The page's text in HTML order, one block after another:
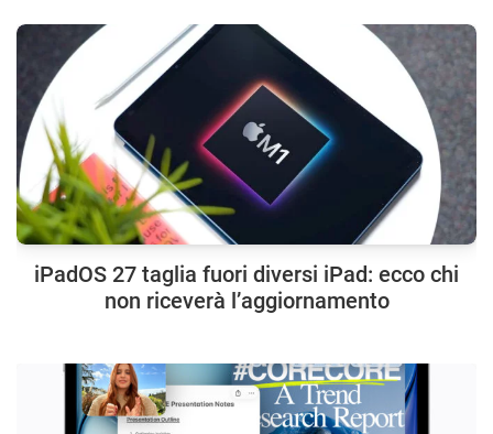
iPadOS 27 taglia fuori diversi iPad: ecco chi
non riceverà l’aggiornamento